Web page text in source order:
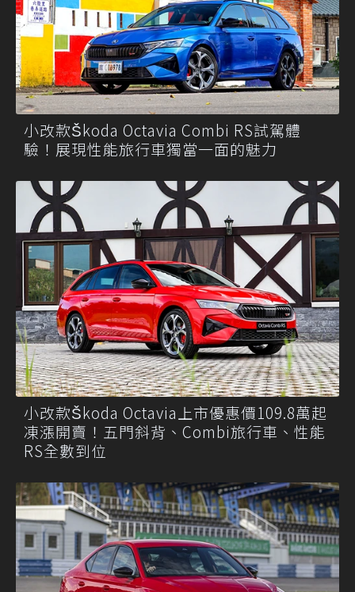
小改款Škoda Octavia Combi RS試駕體
驗！展現性能旅行車獨當一面的魅力
小改款Škoda Octavia上市優惠價109.8萬起
凍漲開賣！五門斜背、Combi旅行車、性能
RS全數到位